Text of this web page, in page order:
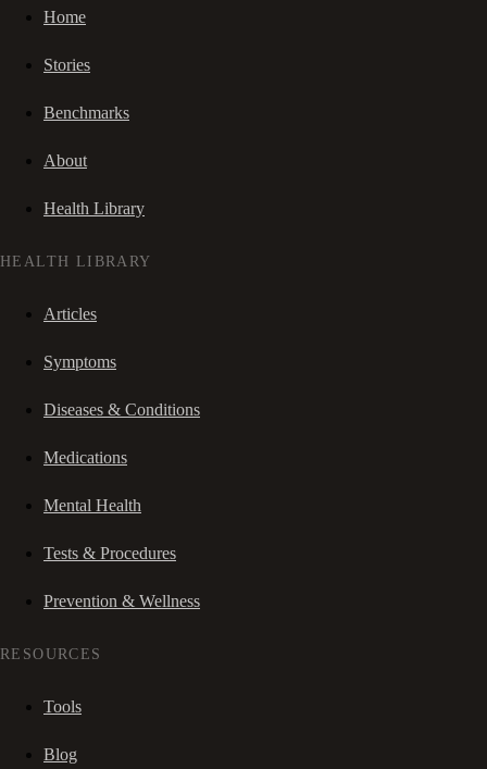
Home
Stories
Benchmarks
About
Health Library
HEALTH LIBRARY
Articles
Symptoms
Diseases & Conditions
Medications
Mental Health
Tests & Procedures
Prevention & Wellness
RESOURCES
Tools
Blog